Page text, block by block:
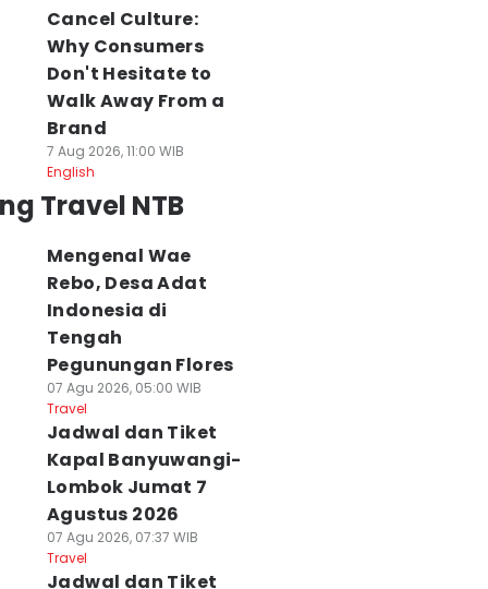
Cancel Culture:
Why Consumers
Don't Hesitate to
Walk Away From a
Brand
7 Aug 2026, 11:00 WIB
English
Travel NTB
Mengenal Wae
Rebo, Desa Adat
Indonesia di
Tengah
Pegunungan Flores
07 Agu 2026, 05:00 WIB
Travel
Jadwal dan Tiket
Kapal Banyuwangi-
Lombok Jumat 7
Agustus 2026
07 Agu 2026, 07:37 WIB
Travel
Jadwal dan Tiket